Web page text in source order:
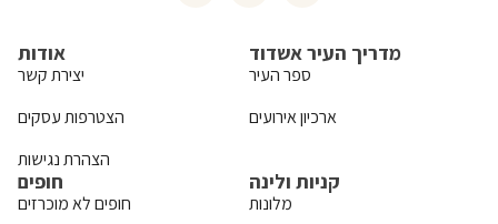
אודות
יצירת קשר
הצטרפות עסקים
הצהרת נגישות
מדריך העיר אשדוד
ספר העיר
ארכיון אירועים
חופים
חופים לא מוכרזים
קניות ולינה
מלונות